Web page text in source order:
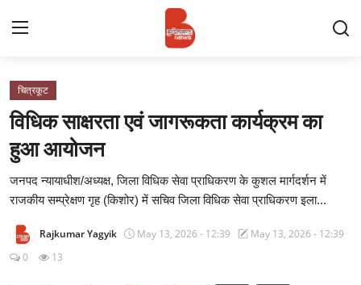
प्रमुख ख़बर
राज्य
चित्रकूट
विधिक साक्षरता एवं जागरूकता कार्यक्रम का
हुआ आयोजन
जनपद न्यायाधीश/अध्यक्ष, जिला विधिक सेवा प्राधिकरण के कुशल मार्गदर्शन में
राजकीय सम्प्रेक्षण गृह (किशोर) में सचिव जिला विधिक सेवा प्राधिकरण इला...
Rajkumar Yagyik May 13, 2026 - 12:39
May 13, 2026 - 12:39
0
13